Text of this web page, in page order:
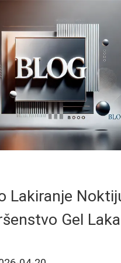
Lakiranje
Gel Laka